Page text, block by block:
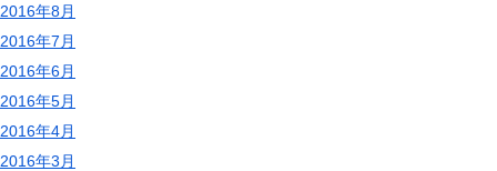
2016年8月
2016年7月
2016年6月
2016年5月
2016年4月
2016年3月